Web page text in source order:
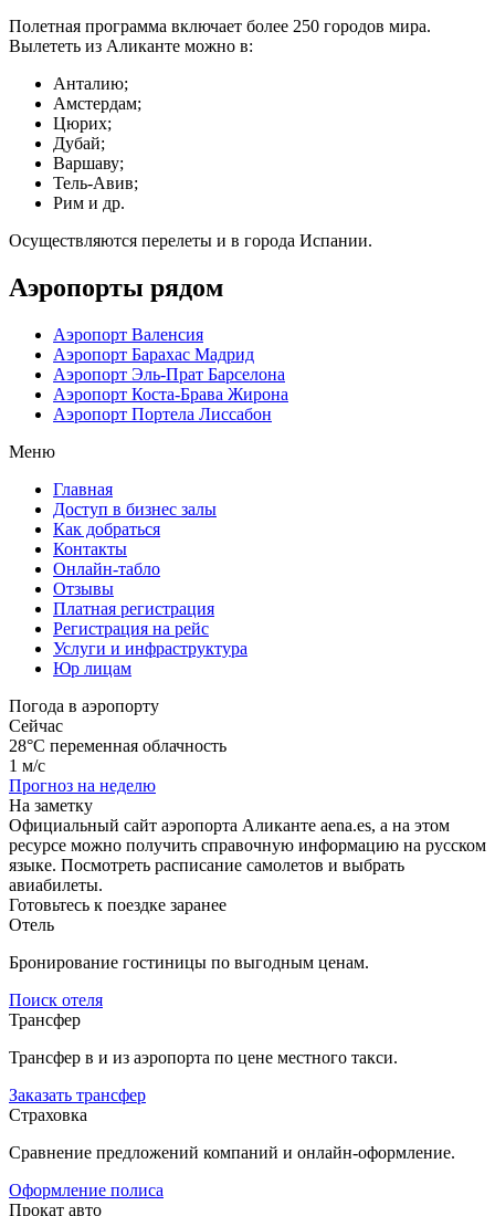
Полетная программа включает более 250 городов мира.
Вылететь из Аликанте можно в:
Анталию;
Амстердам;
Цюрих;
Дубай;
Варшаву;
Тель-Авив;
Рим и др.
Осуществляются перелеты и в города Испании.
Аэропорты рядом
Аэропорт Валенсия
Аэропорт Барахас Мадрид
Аэропорт Эль-Прат Барселона
Аэропорт Коста-Брава Жирона
Аэропорт Портела Лиссабон
Меню
Главная
Доступ в бизнес залы
Как добраться
Контакты
Онлайн-табло
Отзывы
Платная регистрация
Регистрация на рейс
Услуги и инфраструктура
Юр лицам
Погода в аэропорту
Сейчас
28°C переменная облачность
1 м/с
Прогноз на неделю
На заметку
Официальный сайт аэропорта Аликанте aena.es, а на этом
ресурсе можно получить справочную информацию на русском
языке. Посмотреть расписание самолетов и выбрать
авиабилеты.
Готовьтесь к поездке заранее
Отель
Бронирование гостиницы по выгодным ценам.
Поиск отеля
Трансфер
Трансфер в и из аэропорта по цене местного такси.
Заказать трансфер
Страховка
Сравнение предложений компаний и онлайн-оформление.
Оформление полиса
Прокат авто